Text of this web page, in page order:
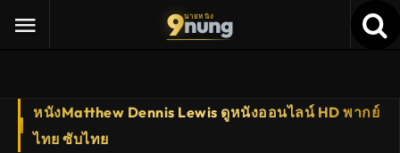
9นายหนัง
nung
หนังMatthew Dennis Lewis ดูหนังออนไลน์ HD พากย์
ไทย ซับไทย